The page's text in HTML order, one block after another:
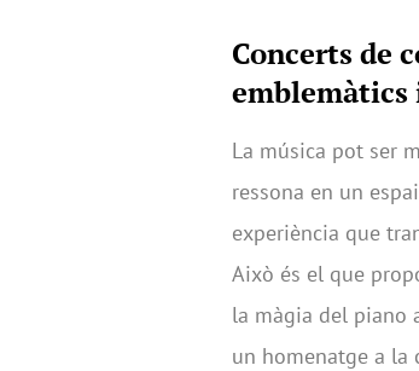
Concerts de
La música pot ser
ressona en un
experiència que
Això és el que
la màgia del piano
un homenatge a la